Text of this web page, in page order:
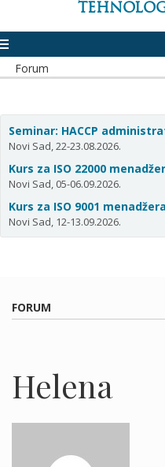
Forum
Seminar: HACCP
Novi Sad, 22-23.08.2026.
Kurs za ISO 22000
Novi Sad, 05-06.09.2026.
Kurs za ISO 9001 menadžera
Novi Sad, 12-13.09.2026.
FORUM
Helena